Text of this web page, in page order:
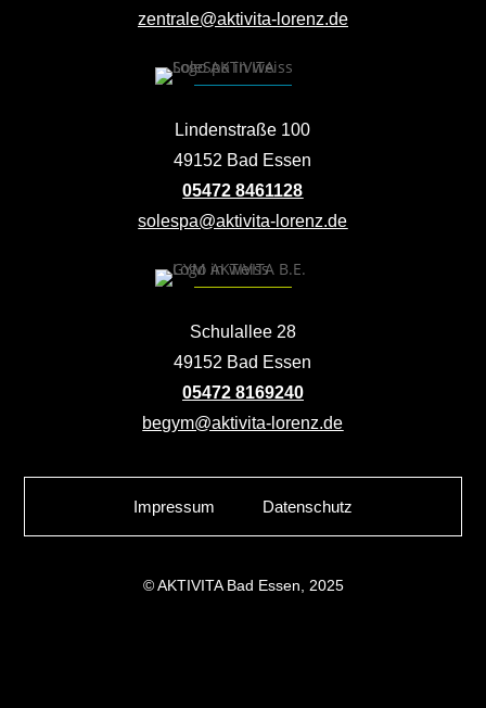
zentrale@aktivita-lorenz.de
Lindenstraße 100
49152 Bad Essen
05472 8461128
solespa@aktivita-lorenz.de
Schulallee 28
49152 Bad Essen
05472 8169240
begym@aktivita-lorenz.de
Impressum Datenschutz
© AKTIVITA Bad Essen, 2025